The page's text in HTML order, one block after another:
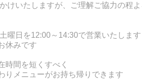
けいたしますが、ご理解ご協力の程
土曜日を12:00～14:30で営業いたします
休みです
時間を短くすべく
りメニューがお持ち帰りできます